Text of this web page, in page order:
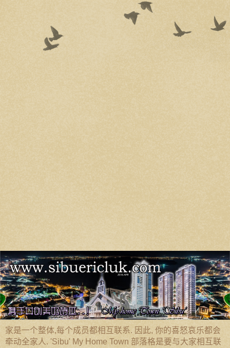
家是一个整体,每个成员都相互联系. 因此, 你的喜怒哀乐都会
牵动全家人. 'Sibu' My Home Town 部落格是要与大家相互联